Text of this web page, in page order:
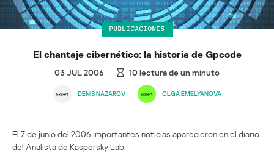
PUBLICACIONES
El chantaje cibernético: la historia de Gpcode
03 JUL 2006 10lectura de un minuto
DENIS NAZAROV OLGA EMELYANOVA
El 7 de junio del 2006 importantes noticias aparecieron en el diario
del Analista de Kaspersky Lab.